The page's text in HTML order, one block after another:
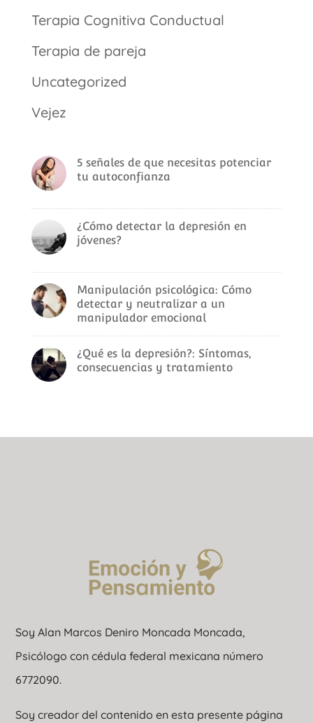
Terapia Cognitiva Conductual
Terapia de pareja
Uncategorized
Vejez
5 señales de que necesitas potenciar
tu autoconfianza
¿Cómo detectar la depresión en
jóvenes?
Manipulación psicológica: Cómo
detectar y neutralizar a un
manipulador emocional
¿Qué es la depresión?: Síntomas,
consecuencias y tratamiento
Soy Alan Marcos Deniro Moncada Moncada,
Psicólogo con cédula federal mexicana número
6772090.
Soy creador del contenido en esta presente página